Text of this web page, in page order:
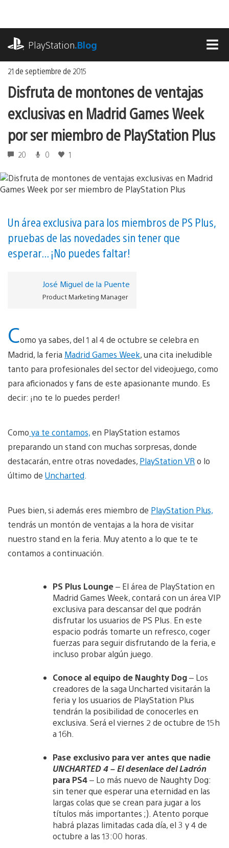
contenido
PlayStation.Blog
21 de septiembre de 2015
Disfruta de montones de ventajas
exclusivas en Madrid Games Week
por ser miembro de PlayStation Plus
20 0 1
Un área exclusiva para los miembros de PS Plus,
pruebas de las novedades sin tener que
esperar... ¡No puedes faltar!
José Miguel de la Puente
Product Marketing Manager
Como ya sabes, del 1 al 4 de octubre se celebra en
Madrid, la feria Madrid Games Week, una cita ineludible
tanto para profesionales del sector del videojuego, como
para aficionados y fans de este apasionante mundo. Es
decir: ¡no te lo puedes perder!
Como ya te contamos,en PlayStation estamos
preparando un stand con muchas sorpresas, donde
destacarán, entre otras novedades, PlayStation VRo lo
último de Uncharted
Pues bien, si además eres miembro de PlayStation Plus,
tendrás un montón de ventajas a la hora de visitar
nuestro stand en la feria. Muy atento a lo que te te
contamos a continuación.
PS Plus Lounge– El área de PlayStation en
Madrid Games Week, contará con un área VIP
exclusiva para descansar del que podrán
disfrutar los usuarios de PS Plus. En este
espacio podrás tomarte un refresco, coger
fuerzas para seguir disfrutando de la feria, e
incluso probar algún juego.
Conoce al equipo de Naughty Dog– Los
creadores de la saga Uncharted visitarán la
feria y los usuarios de PlayStation Plus
tendrán la posibilidad de conocerles en
exclusiva. Será el viernes 2 de octubre de 15h
a 16h.
Pase exclusivo para ver antes que nadie
UNCHARTED 4 – El desenlace del Ladrón
para PS4– Lo más nuevo de Naughty Dog:
sin tener que esperar una eternidad en las
largas colas que se crean para jugar a los
títulos más importantes ;). Atento porque
habrá plazas limitadas cada día, el 3 y 4 de
octubre a las 13:00 horas.